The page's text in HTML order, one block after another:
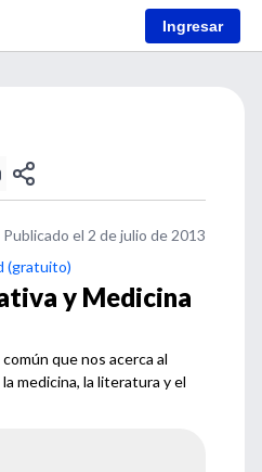
Ingresar
Publicado el 2 de julio de 2013
(gratuito)
y Medicina
que nos acerca al
medicina, la literatura y el